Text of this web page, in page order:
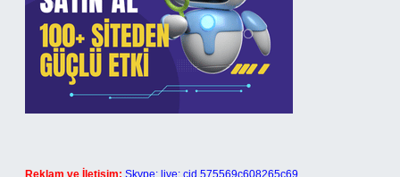
Reklam ve İletişim: Skype: live:.cid.575569c608265c69